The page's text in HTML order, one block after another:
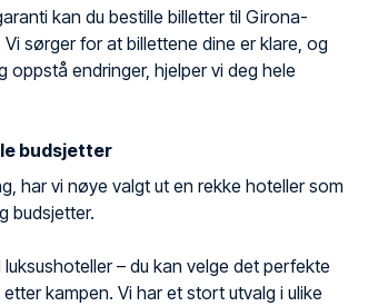
kan du bestille billetter til Girona-
sørger for at billettene dine er klare, og
oppstå endringer, hjelper vi deg hele
budsjetter
har vi nøye valgt ut en rekke hoteller som
budsjetter.
– du kan velge det perfekte
kampen. Vi har et stort utvalg i ulike